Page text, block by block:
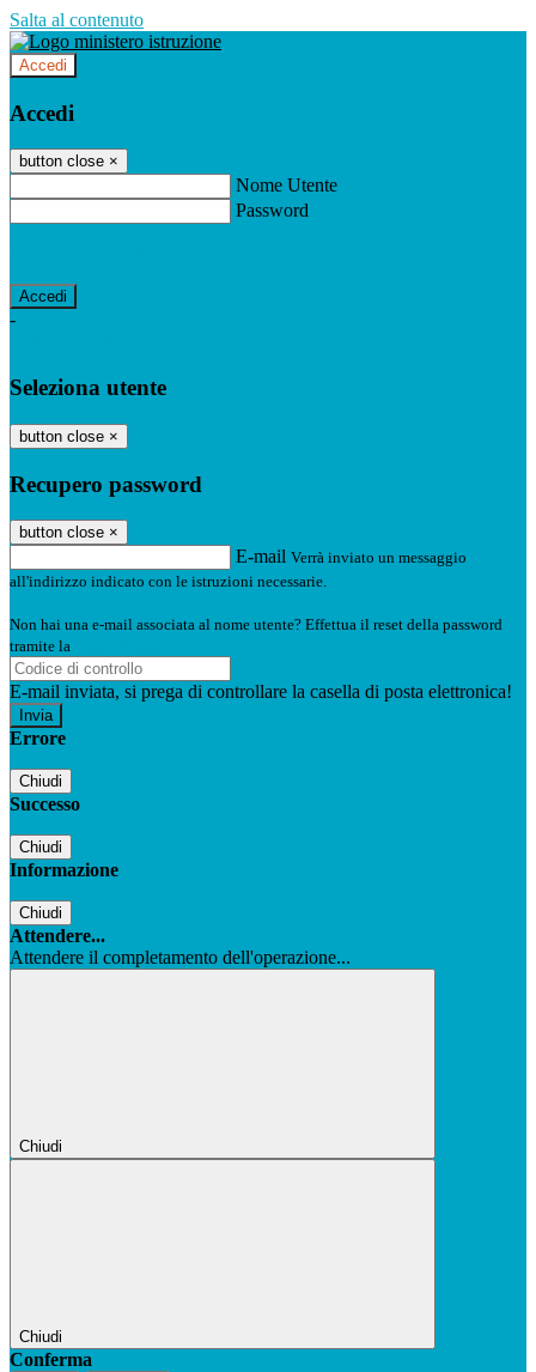
Salta al contenuto
Accedi
Accedi
button close ×
Nome Utente
Password
-
Seleziona utente
button close ×
Recupero password
button close ×
E-mail Verrà inviato un messaggio
all'indirizzo indicato con le istruzioni necessarie.
Non hai una e-mail associata al nome utente? Effettua il reset della password
tramite la
E-mail inviata, si prega di controllare la casella di posta elettronica!
Errore
Chiudi
Successo
Chiudi
Informazione
Chiudi
Attendere...
Attendere il completamento dell'operazione...
Chiudi
Chiudi
Conferma